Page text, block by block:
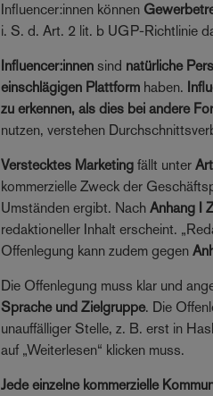
Influencer:innen können
i. S. d. Art. 2 lit. b UGP-Richtlinie
Influencer:innen sind natürliche
einschlägigen Plattform haben.
zu erkennen, als dies bei andere
nutzen, verstehen
Verstecktes Marketing fällt unter
kommerzielle Zweck der
Umständen ergibt. NachAnhang I
redaktioneller Inhalt erscheint.
Offenlegung kann zudem gegen
Die Offenlegung muss klar und
Sprache und Zielgruppe. Die
unauffälliger Stelle, z. B. erst in
auf „Weiterlesen“ klicken muss.
Jede einzelne kommerzielle